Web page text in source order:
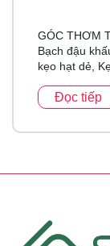
GÓC THƠM
Bạch đậu khấu, Gừng,
kẹo hạt dẻ, Kẹo trái cây
Đọc tiếp